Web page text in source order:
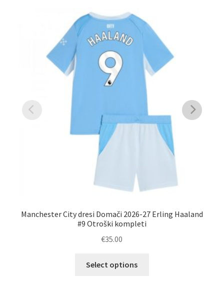
Manchester City dresi Domači 2026-27 Erling Haaland
#9 Otroški kompleti
€35.00
Select options